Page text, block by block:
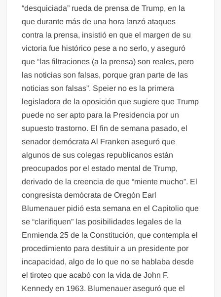
“desquiciada” rueda de prensa de Trump, en la
que durante más de una hora lanzó ataques
contra la prensa, insistió en que el margen de su
victoria fue histórico pese a no serlo, y aseguró
que “las filtraciones (a la prensa) son reales, pero
las noticias son falsas, porque gran parte de las
noticias son falsas”. Speier no es la primera
legisladora de la oposición que sugiere que Trump
puede no ser apto para la Presidencia por un
supuesto trastorno. El fin de semana pasado, el
senador demócrata Al Franken aseguró que
algunos de sus colegas republicanos están
preocupados por el estado mental de Trump,
derivado de la creencia de que “miente mucho”. El
congresista demócrata de Oregón Earl
Blumenauer pidió esta semana en el Capitolio que
se “clarifiquen” las posibilidades legales de la
Enmienda 25 de la Constitución, que contempla el
procedimiento para destituir a un presidente por
incapacidad, algo de lo que no se hablaba desde
el tiroteo que acabó con la vida de John F.
Kennedy en 1963. Blumenauer aseguró que el